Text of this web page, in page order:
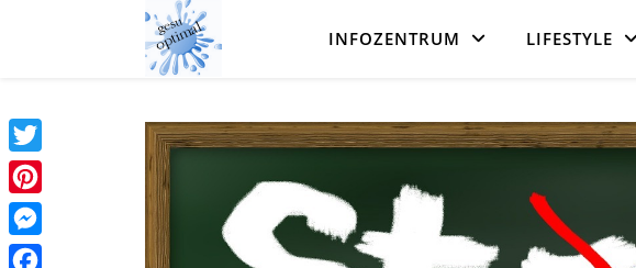
INFOZENTRUM LIFESTYLE
Twitter
Pinterest
Messenger